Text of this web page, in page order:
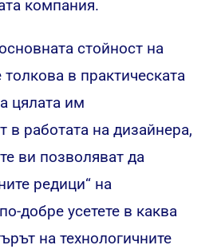
компания.
стойност на
толкова в практическата
цялата им
в работата на дизайнера,
ви позволяват да
редици“ на
добре усетете в каква
на технологичните